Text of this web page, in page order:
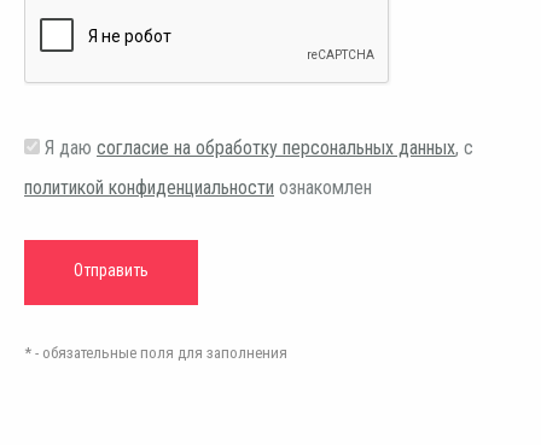
Я даю согласие на обработку персональных данных, с
политикой конфиденциальности ознакомлен
* - обязательные поля для заполнения